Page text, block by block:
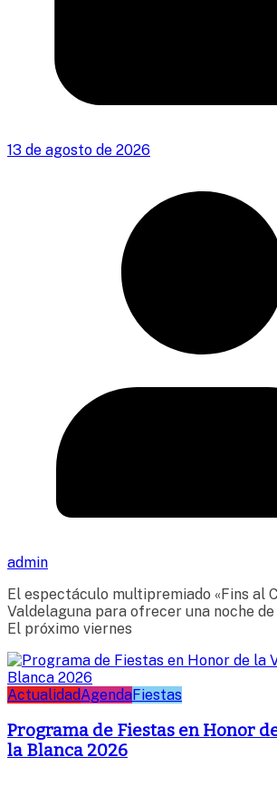
13 de agosto de 2026
admin
El espectáculo multipremiado «Fins al
Valdelaguna para ofrecer una noche
El próximo viernes
ActualidadAgendaFiestas
Programa de Fiestas en Honor
la Blanca 2026